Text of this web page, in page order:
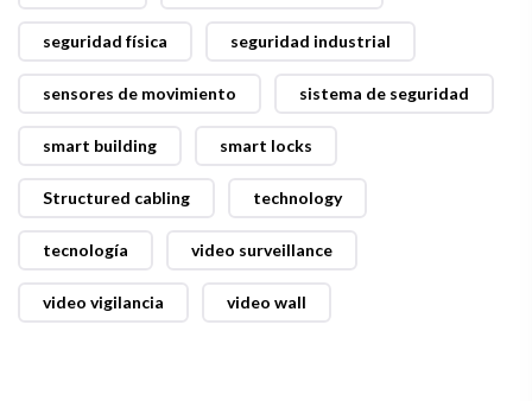
seguridad física seguridad industrial
sensores de movimiento sistema de seguridad
smart building smart locks
Structured cabling technology
tecnología video surveillance
video vigilancia video wall